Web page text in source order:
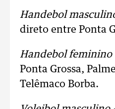
Handebol
direto entre Ponta
Handebol feminino
Ponta Grossa,
Telêmaco Borba.